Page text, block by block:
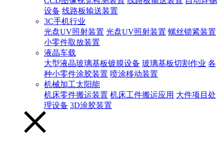
设备 线路板输送装置
3C手机行业
光盘UV照射装置 光盘UV照射装置 螺丝锁紧装置
小零件取放装置
液晶车载
大型液晶玻璃基板镀膜设备 玻璃基板切割作业 各
种小零件涂胶装置 喷涂移动装置
机械加工太阳能
机床零件搬运装置 机床工件搬运应用 大件项目处
理设备 3D涂胶装置